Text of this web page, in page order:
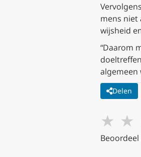
mens niet
wijsheid
“Daarom
algemeen
Delen
★ ★